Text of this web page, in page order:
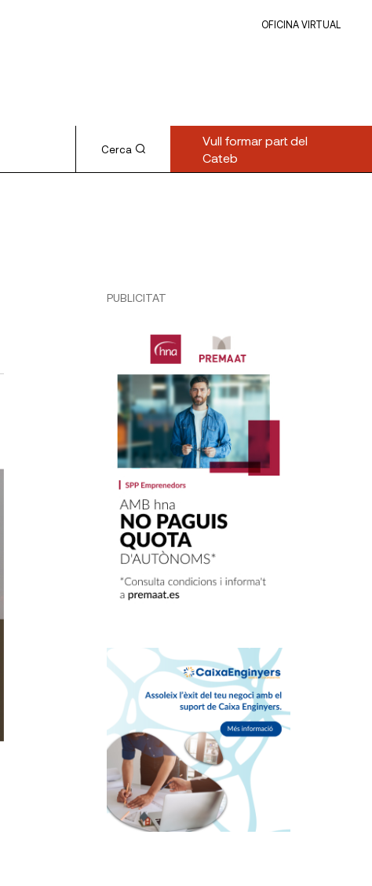
OFICINA VIRTUAL
Cerca
Vull formar part del
Cateb
PUBLICITAT